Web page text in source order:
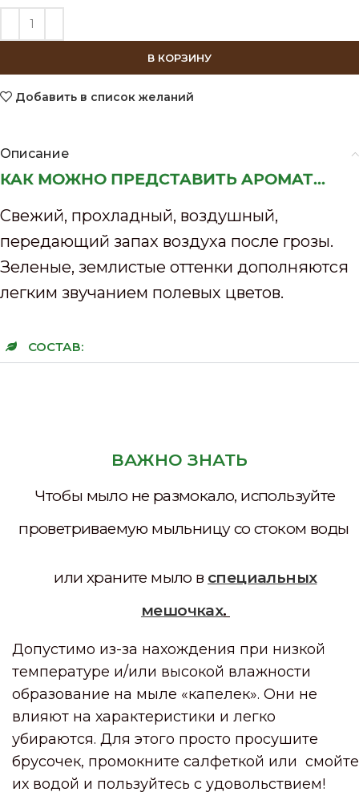
В КОРЗИНУ
Добавить в список желаний
Описание
КАК МОЖНО ПРЕДСТАВИТЬ АРОМАТ...
Свежий, прохладный, воздушный,
передающий запах воздуха после грозы.
Зеленые, землистые оттенки дополняются
легким звучанием полевых цветов.
СОСТАВ:
ВАЖНО ЗНАТЬ
Чтобы мыло не размокало, используйте
проветриваемую мыльницу со стоком воды
или храните мыло в специальных
мешочках.
Допустимо из-за нахождения при низкой
температуре и/или высокой влажности
образование на мыле «капелек». Они не
влияют на характеристики и легко
убираются. Для этого просто просушите
брусочек, промокните салфеткой или смойте
их водой и пользуйтесь с удовольствием!